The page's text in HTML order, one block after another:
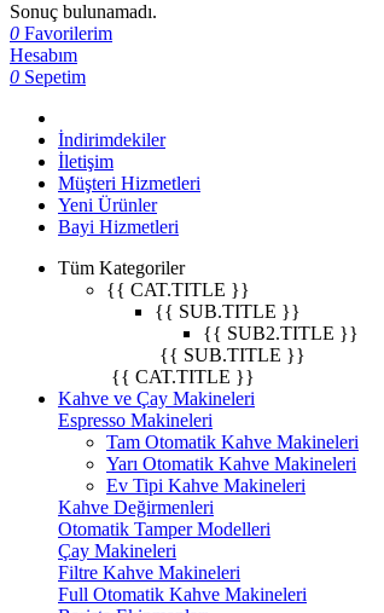
Sonuç bulunamadı.
0 Favorilerim
Hesabım
0 Sepetim
İndirimdekiler
İletişim
Müşteri Hizmetleri
Yeni Ürünler
Bayi Hizmetleri
Tüm Kategoriler
{{ CAT.TITLE }}
{{ SUB.TITLE }}
{{ SUB2.TITLE }}
{{ SUB.TITLE }}
{{ CAT.TITLE }}
Kahve ve Çay Makineleri
Espresso Makineleri
Tam Otomatik Kahve Makineleri
Yarı Otomatik Kahve Makineleri
Ev Tipi Kahve Makineleri
Kahve Değirmenleri
Otomatik Tamper Modelleri
Çay Makineleri
Filtre Kahve Makineleri
Full Otomatik Kahve Makineleri